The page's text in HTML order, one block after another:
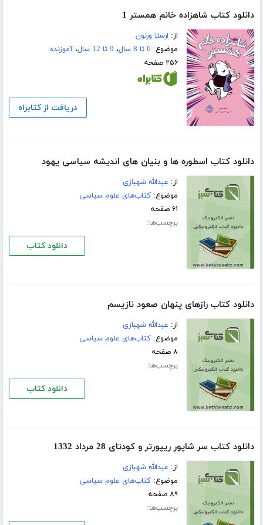
دانلود کتاب شاهزاده خانم همستر 1
از: ارسلا ورنون
موضوع: 6 تا 8 سال ، 9 تا 12 سال ،آموزنده
۲۵۶ صفحه
دریافت از کتابراه
دانلود کتاب اسطوره ها و بنیان های اندیشه سیاسی یهود
از: عبدالله شهبازی
موضوع:کتاب‌های علوم سیاسی
۶۱ صفحه
برچسب‌ها:
دانلود کتاب
دانلود کتاب رازهای پنهان صعود نازیسم
از: عبدالله شهبازی
موضوع:کتاب‌های علوم سیاسی
۸ صفحه
برچسب‌ها:
دانلود کتاب
دانلود کتاب سر شاپور ریپورتر و کودتای 28 مرداد 1332
از: عبدالله شهبازی
موضوع:کتاب‌های علوم سیاسی
۸۹ صفحه
برچسب‌ها: